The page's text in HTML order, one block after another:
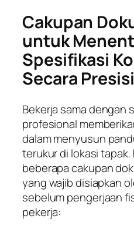
Cakupan
untuk
Spesifikasi
Secara Presisi
Bekerja sama dengan
profesional
dalam menyusun
terukur di lokasi tapak.
beberapa cakupan
yang wajib disiapkan
sebelum pengerjaan
pekerja: